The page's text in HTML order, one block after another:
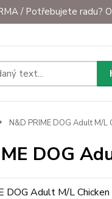
/ Potřebujete radu?
N&D PRIME DOG Adult M/L
DOG